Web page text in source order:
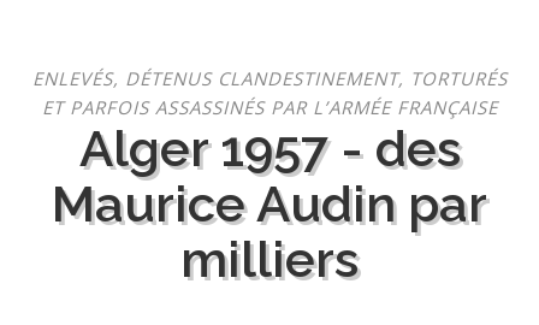
contenu
ENLEVÉS, DÉTENUS CLANDESTINEMENT, TORTURÉS
ET PARFOIS ASSASSINÉS PAR L’ARMÉE FRANÇAISE
Alger 1957 - des
Maurice Audin par
milliers